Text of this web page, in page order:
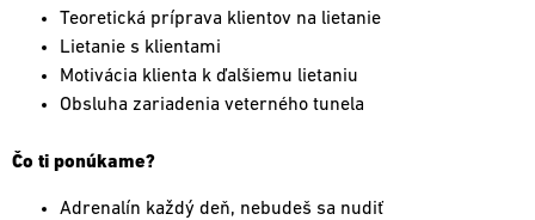
Teoretická príprava klientov na lietanie
Lietanie s klientami
Motivácia klienta k ďalšiemu lietaniu
Obsluha zariadenia veterného tunela
Čo ti ponúkame?
Adrenalín každý deň, nebudeš sa nudiť